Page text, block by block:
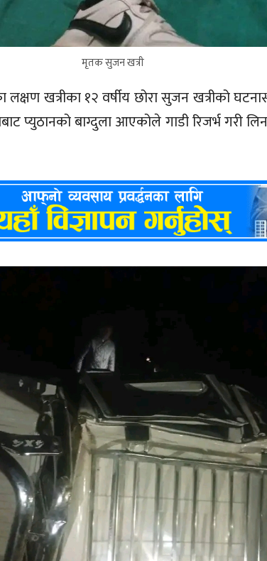
मृतक सुजन खत्री
लक्षण खत्रीका १२ वर्षीय छोरा सुजन खत्रीको
प्युठानको बाग्दुला आएकोले गाडी रिजर्भ गरी लिन